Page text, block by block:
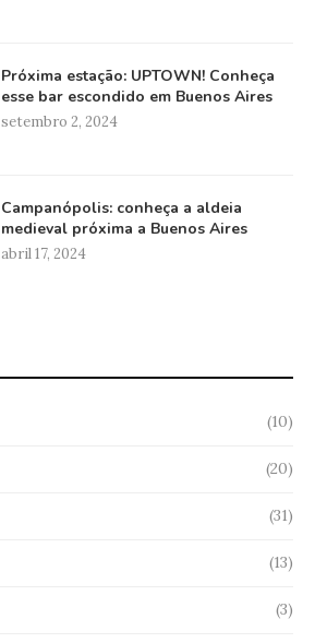
Próxima estação: UPTOWN! Conheça
esse bar escondido em Buenos Aires
setembro 2, 2024
Campanópolis: conheça a aldeia
medieval próxima a Buenos Aires
abril 17, 2024
(10)
(20)
(31)
(13)
(3)